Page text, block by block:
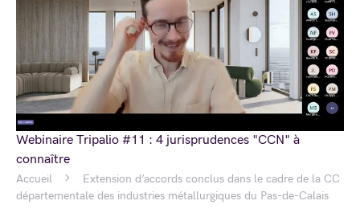
Accueil
Extension d’accords conclus dans le cadre de la CC
départementale des industries métallurgiques du Pas-de-Calais
Webinaire Tripalio #11 : 4 jurisprudences "CCN" à
connaître